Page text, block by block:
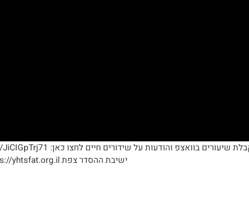
ישיבת ההסדר צפת https://yhtsfat.org.il/ישיבת-ההסדר/